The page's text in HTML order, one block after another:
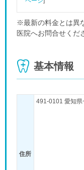
※最新の料金とは異
医院へお問合せくだ
基本情報
住所
491-0101 愛知県